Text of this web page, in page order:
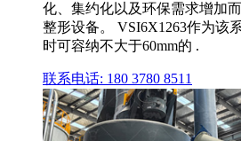
化、集约化以及环保需求增加
整形设备。 VSI6X1263作为该
时可容纳不大于60mm的 .
联系电话: 180 3780 8511